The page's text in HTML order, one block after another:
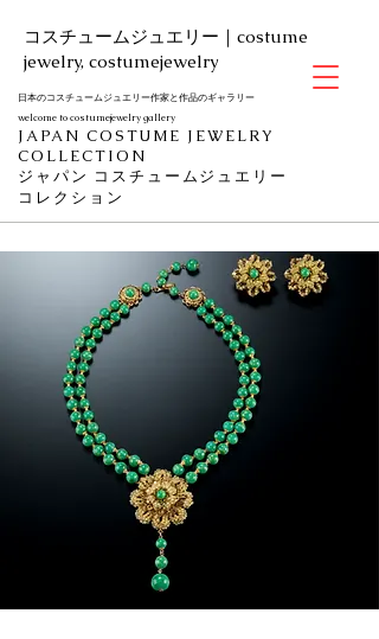
日本のコスチュームジュエリー作家と作品のギャラリー
welcome to costumejewelry gallery
JAPAN COSTUME JEWELRY
COLLECTION
​ジャパン コスチュームジュエリー
コレクション
​コスチュームジュエリー｜costume
jewelry, costumejewelry